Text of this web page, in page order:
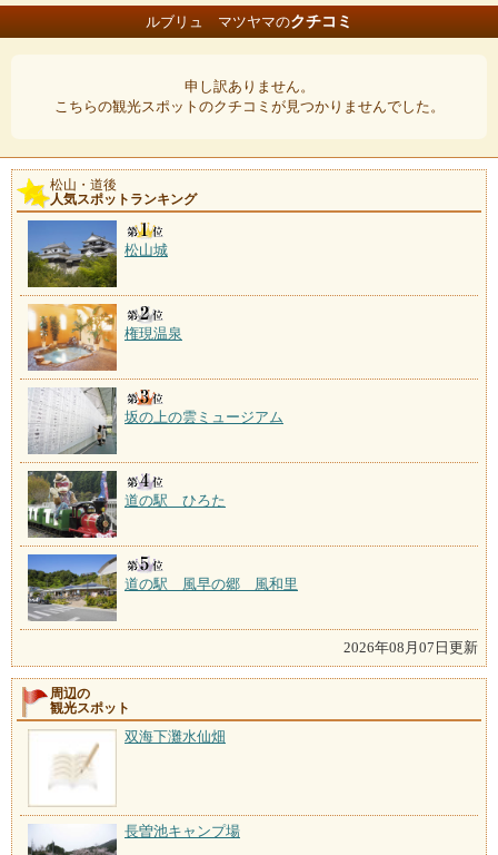
ルブリュ マツヤマのクチコミ
申し訳ありません。
こちらの観光スポットのクチコミが見つかりませんでした。
松山・道後
人気スポットランキング
松山城
権現温泉
坂の上の雲ミュージアム
道の駅 ひろた
道の駅 風早の郷 風和里
2026年08月07日更新
周辺の
観光スポット
双海下灘水仙畑
長曽池キャンプ場